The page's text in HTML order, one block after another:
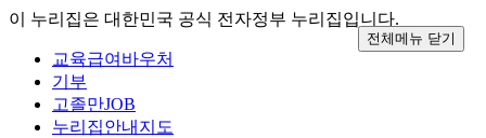
이 누리집은 대한민국 공식 전자정부 누리집입니다.
교육급여바우처
기부
고졸만JOB
누리집안내지도
전체메뉴 닫기